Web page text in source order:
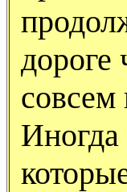
дороге
совсем